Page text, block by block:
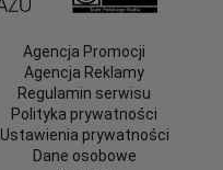
Agencja Promocji
Agencja Reklamy
Regulamin serwisu
Polityka prywatności
Ustawienia prywatności
Dane osobowe